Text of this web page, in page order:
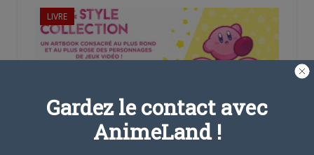
LIVRE
26 NOVEMBRE 2020
Gardez le contact avec
AnimeLand !